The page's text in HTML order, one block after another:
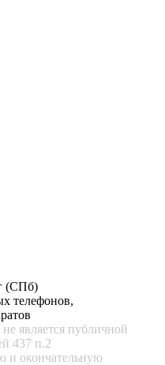
(СПб)
телефонов,
является публичной
437 п.2
и окончательную